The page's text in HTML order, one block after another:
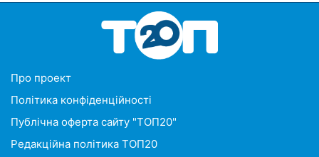
Про проект
Політика конфіденційності
Публічна оферта сайту "ТОП20"
Редакційна політика ТОП20